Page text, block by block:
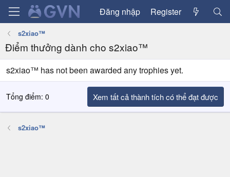
Đăng nhập Register
s2xiao™
Điểm thưởng dành cho s2xiao™
s2xiao™ has not been awarded any trophies yet.
Tổng điểm: 0 Xem tất cả thành tích có thể đạt được
s2xiao™